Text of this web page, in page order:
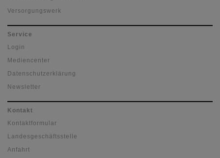
Versorgungswerk
Service
Login
Mediencenter
Datenschutzerklärung
Newsletter
Kontakt
Kontaktformular
Landesgeschäftsstelle
Anfahrt